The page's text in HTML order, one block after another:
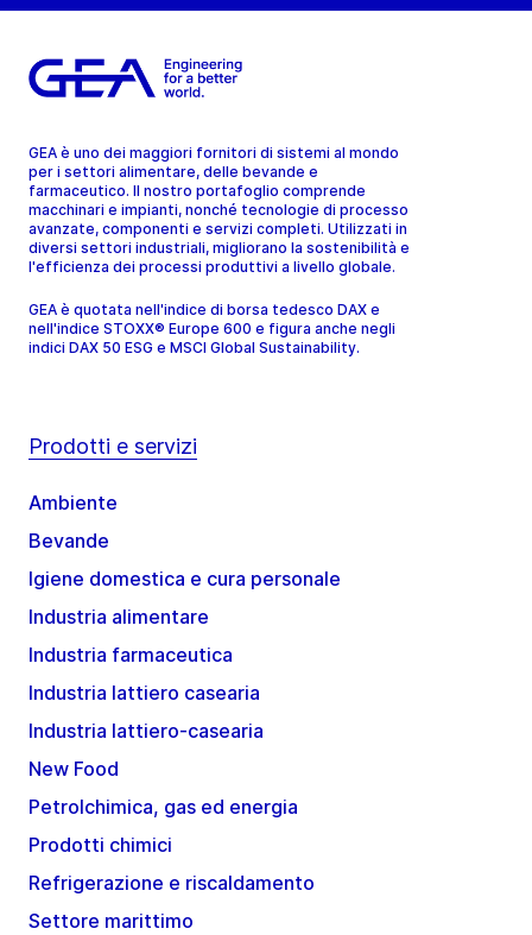
GEA è uno dei maggiori fornitori di sistemi al mondo
per i settori alimentare, delle bevande e
farmaceutico. Il nostro portafoglio comprende
macchinari e impianti, nonché tecnologie di processo
avanzate, componenti e servizi completi. Utilizzati in
diversi settori industriali, migliorano la sostenibilità e
l'efficienza dei processi produttivi a livello globale.
GEA è quotata nell'indice di borsa tedesco DAX e
nell'indice STOXX® Europe 600 e figura anche negli
indici DAX 50 ESG e MSCI Global Sustainability.
Prodotti e servizi
Ambiente
Bevande
Igiene domestica e cura personale
Industria alimentare
Industria farmaceutica
Industria lattiero casearia
Industria lattiero-casearia
New Food
Petrolchimica, gas ed energia
Prodotti chimici
Refrigerazione e riscaldamento
Settore marittimo